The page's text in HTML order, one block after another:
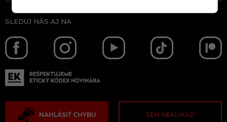
SLEDUJ NÁS AJ NA
NAHLÁSIŤ CHYBU SEM NEKLIKAJ!